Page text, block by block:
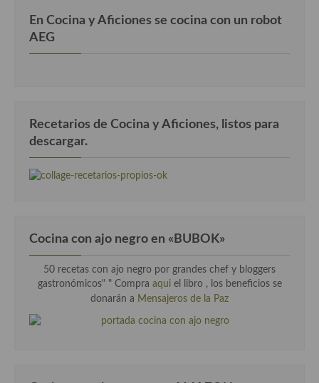
En Cocina y Aficiones se cocina con un robot
AEG
Recetarios de Cocina y Aficiones, listos para
descargar.
Cocina con ajo negro en «BUBOK»
50 recetas con ajo negro por grandes chef y bloggers
gastronómicos" " Compra aqui el libro , los beneficios se
donarán a Mensajeros de la Paz